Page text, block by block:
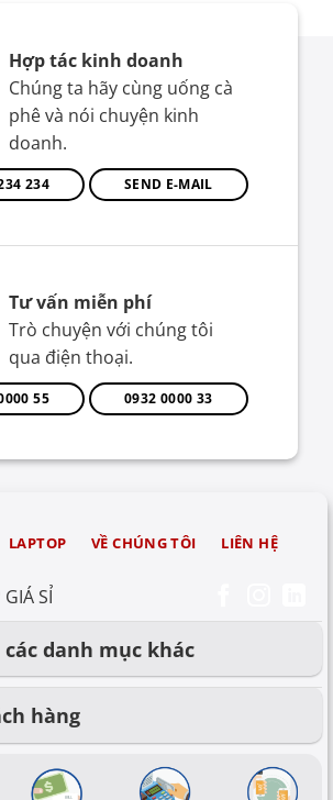
Hợp tác kinh doanh
Chúng ta hãy cùng uống cà
phê và nói chuyện kinh
doanh.
234 SEND E-MAIL
Tư vấn miễn phí
Trò chuyện với chúng tôi
qua điện thoại.
55 0932 0000 33
SỈ
LAPTOP VỀ CHÚNG TÔI LIÊN HỆ
danh mục khác
hàng